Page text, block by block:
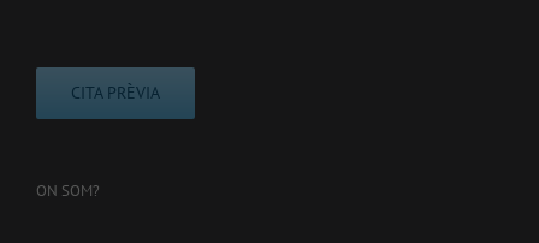
CITA PRÈVIA
ON SOM?